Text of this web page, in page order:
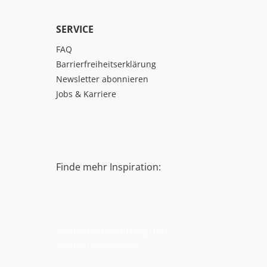
SERVICE
FAQ
Barrierfreiheitserklärung
Newsletter abonnieren
Jobs & Karriere
Finde mehr Inspiration: